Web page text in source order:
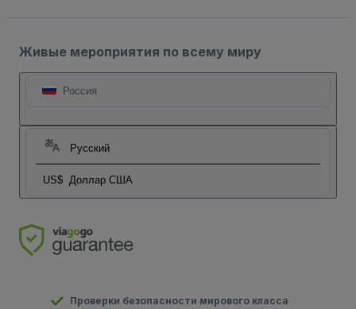
Живые мероприятия по всему миру
Россия
Русский
US$ Доллар США
Проверки безопасности мирового класса